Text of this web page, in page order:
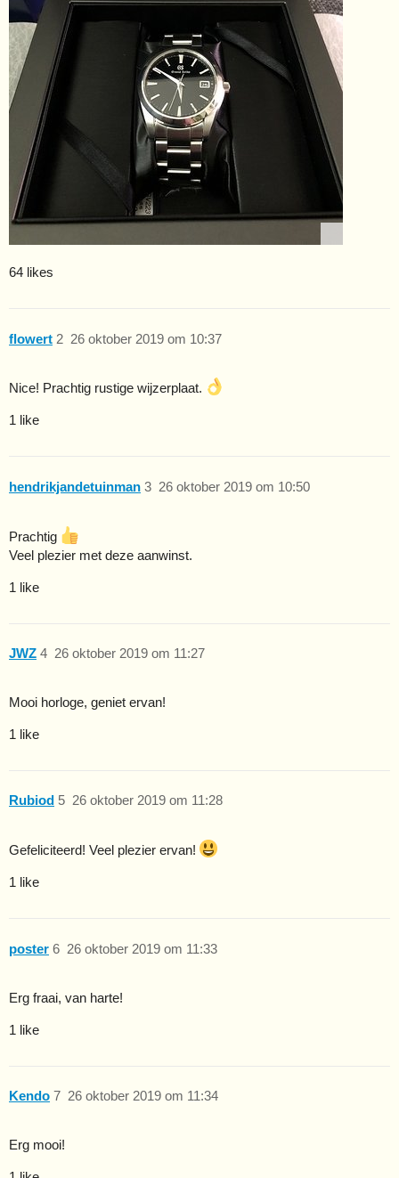
64 likes
flowert 26 oktober 2019 om 10:37
2
Nice! Prachtig rustige wijzerplaat.
1 like
hendrikjandetuinman 26 oktober 2019 om 10:50
3
Prachtig
Veel plezier met deze aanwinst.
1 like
JWZ 26 oktober 2019 om 11:27
4
Mooi horloge, geniet ervan!
1 like
Rubiod 26 oktober 2019 om 11:28
5
Gefeliciteerd! Veel plezier ervan!
1 like
poster 26 oktober 2019 om 11:33
6
Erg fraai, van harte!
1 like
Kendo 26 oktober 2019 om 11:34
7
Erg mooi!